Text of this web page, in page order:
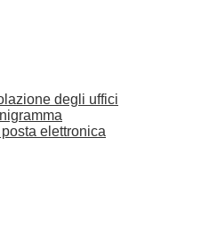
degli uffici
elettronica